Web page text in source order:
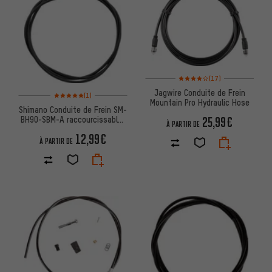
Note moyenne : 5 sur 5 d'après 1 avis
(1)
Shimano Conduite de Frein SM-
BH90-SBM-A raccourcissable,
À PARTIR DE 12,99€
Note moyenne : 4 sur 5 d'après
(17)
Jagwire Conduite de Frein
Mountain Pro Hydraulic Hose
À PARTIR DE 25,99€